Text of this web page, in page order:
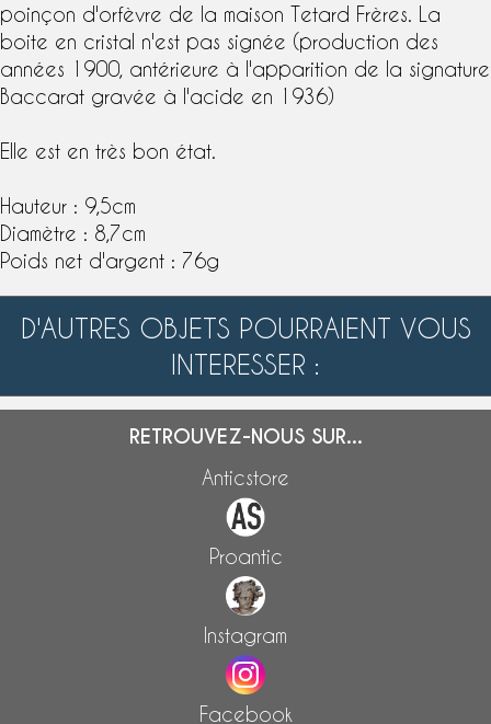
poinçon d'orfèvre de la maison Tetard Frères . La
boite en cristal n'est pas signée (production des
années 1900, antérieure à l'apparition de la signature
Baccarat gravée à l'acide en 1936)
Elle est en très bon état.
Hauteur : 9,5cm
Diamètre : 8,7cm
Poids net d'argent : 76g
D'AUTRES OBJETS POURRAIENT VOUS
INTERESSER :
RETROUVEZ-NOUS SUR...
Anticstore
Proantic
Instagram
Facebook